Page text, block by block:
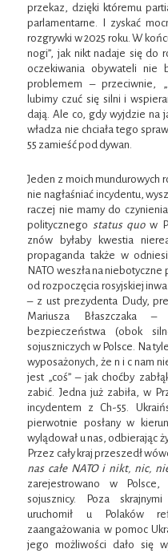
przekaz, dzięki któremu
parlamentarne. I zyskać
rozgrywki w 2025 roku. W
nogi”, jak nikt nadaje się do
oczekiwania obywateli nie
problemem – przeciwnie,
lubimy czuć się silni i
dają. Ale co, gdy wyjdzie na
władza nie chciała tego
55 zamieść pod dywan.
Jeden z moich mundurowych
nie nagłaśniać incydentu,
raczej nie mamy do
politycznego status quow
znów byłaby kwestia
propaganda także w
NATO weszła na
od rozpoczęcia rosyjskiej
– z ust prezydenta Dudy,
Mariusza Błaszczaka
bezpieczeństwa (obok
sojuszniczych w Polsce. Na
wyposażonych, że n i c nam
jest „coś” – jak choćby
zabić. Jedna już zabiła, w
incydentem z Ch-55.
pierwotnie posłany w
wylądował u nas, odbierając
Przez cały kraj przeszedł
nas całe NATO i nikt, nic,
zarejestrowano w
sojusznicy. Poza
uruchomił u Polaków
zaangażowania w pomoc
jego możliwości dało się